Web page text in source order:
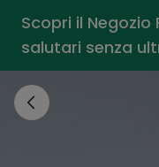
Scopri il
salutari senza